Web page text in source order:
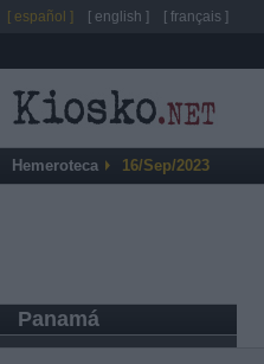
Hemeroteca 16/Sep/2023
Panamá
[ español ] [ english ] [ français ]